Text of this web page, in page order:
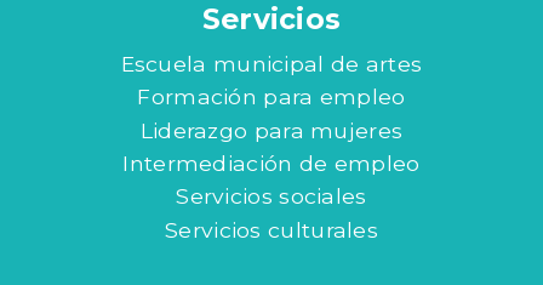
Servicios
Escuela municipal de artes
Formación para empleo
Liderazgo para mujeres
Intermediación de empleo
Servicios sociales
Servicios culturales